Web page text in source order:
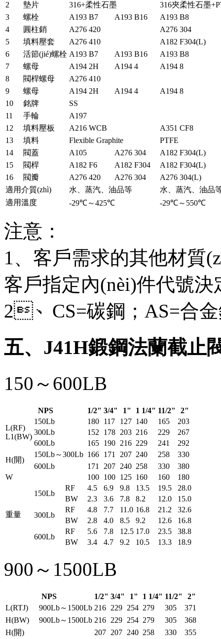
2
墊片 316+柔性石墨
316夾柔性石墨
3
螺栓 A193 B7 A193 B16
A193 B8
4
圓柱銷 A276 420
A276 304
5
填料壓套 A276 410
A182 F304(L)
6
活節(jié)螺栓 A193 B7 A193 B16
A193 B8
7
螺母 A194 2H A194 4
A194 8
8
閥桿螺母
A276 410
9
螺母 A194 2H A194 4
A194 8
10
銘牌
SS
11
手輪
A197
12
填料壓板 A216 WCB
A351 CF8
13
填料 Flexible Graphite
PTFE
14
閥蓋 A105 A276 304
A182 F304(L)
15
閥桿 A182 F6 A182 F304
A182 F304(L)
16
閥瓣 A276 420 A276 304
A276 304(L)
適用介質(zhì)
水、蒸汽、油品等
水、蒸汽、油品
適用溫度
-29℃～425℃ -29℃～550℃
注意：
1、客戶需求的其他材質
客戶指定內(nèi)件代號決
2、CS=碳鋼；AS=合金鋼
五、J41H鍛鋼法蘭截止
150～600LB
NPS 1/2" 3/4" 1" 1 1/4" 11/2" 2"
L(RF)
L1(BW)
150Lb 180 117 127 140 165
203
300Lb
152 178 203 216 229
267
600Lb
165 190 216 229 241
292
H(開)
150Lb～300Lb 166 171 207 240 258
330
600Lb
171 207 240 258 330
380
W
100 100 125 160 160 180
重量
150Lb
RF 4.5 6.9 9.8 13.5 19.5
28.0
BW
2.3 3.6 7.8 8.2 12.0
15.0
300Lb
RF 4.8 7.7 11.0 16.8 21.2
32.6
BW
2.8 4.0 8.5 9.2 12.6
16.8
600Lb
RF 5.6 7.8 12.5 17.0 23.5
38.8
BW
3.4 4.7 9.2 10.5 13.3 18.9
900～1500LB
NPS 1/2" 3/4" 1" 1 1/4" 11/2"
2"
L(RTJ)
900Lb～1500Lb 216 229 254 279 305
371
H(BW)
900Lb～1500Lb 216 229 254 279 305
368
H(開)
207 207 240 258 330
355